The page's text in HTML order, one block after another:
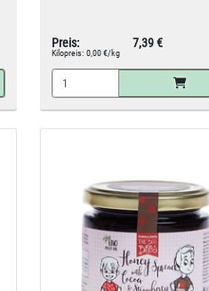
Preis: 7,39 €
Kilopreis: 0,00 €/kg